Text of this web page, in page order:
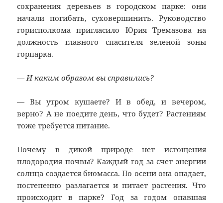
сохранения деревьев в городском парке: они
начали погибать, суховершинить. Руководство
горисполкома пригласило Юрия Тремазова на
должность главного спасителя зеленой зоны
горпарка.
— И каким образом вы справились?
— Вы утром кушаете? И в обед, и вечером,
верно? А не поедите день, что будет? Растениям
тоже требуется питание.
Почему в дикой природе нет истощения
плодородия почвы? Каждый год за счет энергии
солнца создается биомасса. По осени она опадает,
постепенно разлагается и питает растения. Что
происходит в парке? Год за годом опавшая